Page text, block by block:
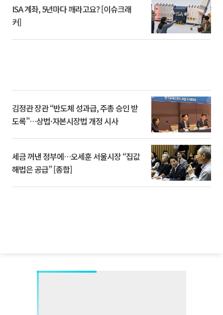
ISA 계좌, 5년마다 깨라고요? [이슈크래
커]
김정관 장관 “반도체 성과급, 주총 승인 받
도록”…상법·자본시장법 개정 시사
세금 꺼낸 정부에…오세훈 서울시장 “집값
해법은 공급” [종합]